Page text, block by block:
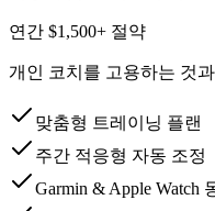
연간 $1,500+ 절약
개인 코치를 고용하는 것
맞춤형 트레이닝 플랜
주간 적응형 자동 조정
Garmin & Apple Watch